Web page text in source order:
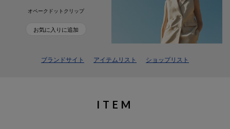
オペークドットクリップ
お気に入りに追加
ブランドサイト アイテムリスト ショップリスト
ITEM